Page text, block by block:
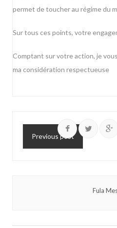
permet de toucher au régime du
Sur tous ces points, votre
Comptant sur votre action, je
ma considération respectueuse
Previous post
Fula